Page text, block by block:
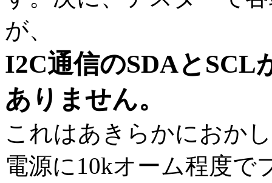
が、
I2C通信のSDAとSCL
ありません。
これはあきらかにおか
電源に10kオーム程度で